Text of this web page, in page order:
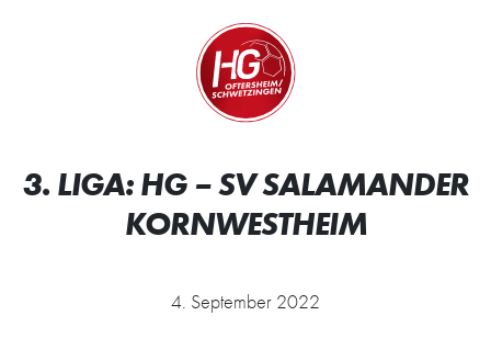
Zur Startseite
3. LIGA: HG – SV SALAMANDER
KORNWESTHEIM
4. September 2022